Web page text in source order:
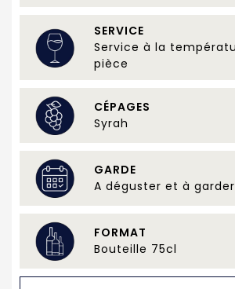
SERVICE
Service à la
pièce
CÉPAGES
Syrah
GARDE
A déguster et à garder
FORMAT
Bouteille 75cl